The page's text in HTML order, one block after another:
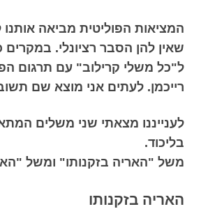
המציאות הפוליטית מביאה
שאין להן הסבר רציונלי. במקרים
ל"כל משלי קרילוב" עם תרגום
רייכמן. לעתים אני מוצא שם
לענייננו מצאתי שני משלים
בליכוד.
משל "האריה בזקנותו" ומשל
האריה בזקנותו